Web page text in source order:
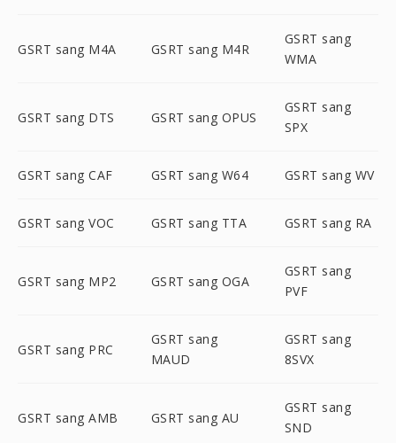
GSRT sang M4A GSRT sang M4R
GSRT sang
WMA
GSRT sang DTS GSRT sang OPUS
GSRT sang
SPX
GSRT sang CAF GSRT sang W64 GSRT sang WV
GSRT sang VOC GSRT sang TTA GSRT sang RA
GSRT sang MP2 GSRT sang OGA
GSRT sang
PVF
GSRT sang PRC
GSRT sang
MAUD
GSRT sang
8SVX
GSRT sang AMB GSRT sang AU
GSRT sang
SND